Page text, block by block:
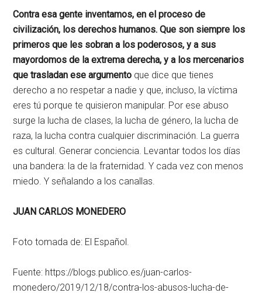
Contra esa gente inventamos, en el proceso de
civilización, los derechos humanos. Que son siempre los
primeros que les sobran a los poderosos, y a sus
mayordomos de la extrema derecha, y a los mercenarios
que trasladan ese argumento que dice que tienes
derecho a no respetar a nadie y que, incluso, la víctima
eres tú porque te quisieron manipular. Por ese abuso
surge la lucha de clases, la lucha de género, la lucha de
raza, la lucha contra cualquier discriminación. La guerra
es cultural. Generar conciencia. Levantar todos los días
una bandera: la de la fraternidad. Y cada vez con menos
miedo. Y señalando a los canallas.
JUAN CARLOS MONEDERO
Foto tomada de: El Español.
Fuente: https://blogs.publico.es/juan-carlos-
monedero/2019/12/18/contra-los-abusos-lucha-de-